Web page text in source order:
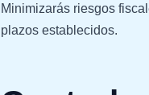
Minimizarás riesgos
plazos establecidos.